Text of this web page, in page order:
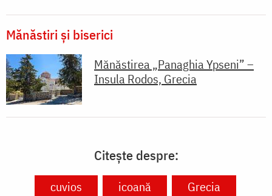
Mănăstiri și biserici
Mănăstirea „Panaghia Ypseni” –
Insula Rodos, Grecia
Citește despre:
cuvios icoană
Grecia